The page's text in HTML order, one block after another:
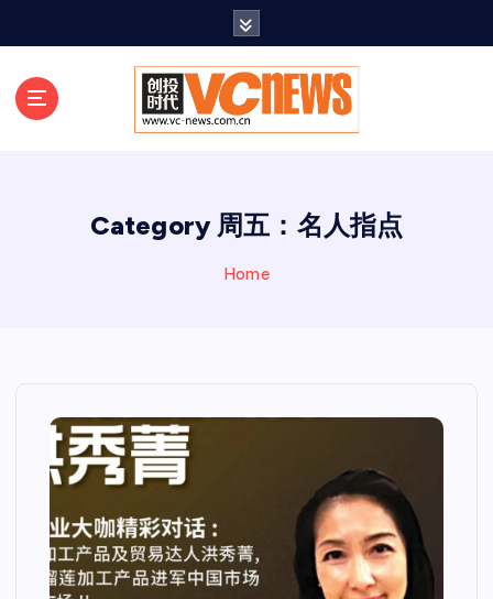
Category 周五：名人指点
Home